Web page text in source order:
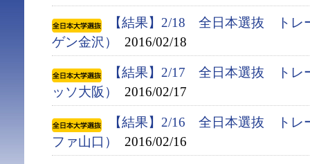
【結果】2/18 全日本選抜 ト
ゲン金沢）
2016/02/18
【結果】2/17 全日本選抜 ト
ッソ大阪）
2016/02/17
【結果】2/16 全日本選抜 ト
ファ山口）
2016/02/16